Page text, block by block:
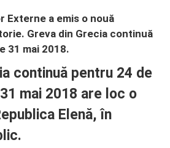
a emis o nouă
Greva din Grecia continuă
31 mai 2018.
continuă pentru 24 de
mai 2018 are loc o
Elenă, în